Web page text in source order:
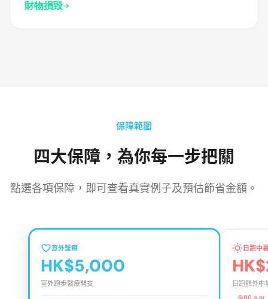
財物損毀
保障範圍
四大保障，為你每一步把關
點選各項保障，即可查看真實例子及預估節省金額。
意外醫療
HK$5,000
室外跑步醫療開支
日跑中
日跑額外中
6:00 a.m.